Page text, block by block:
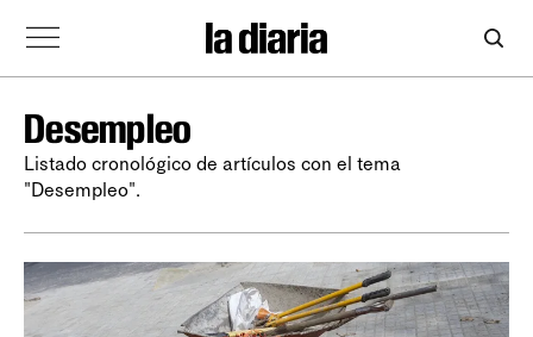
Desempleo
Listado cronológico de artículos con el tema
"Desempleo".